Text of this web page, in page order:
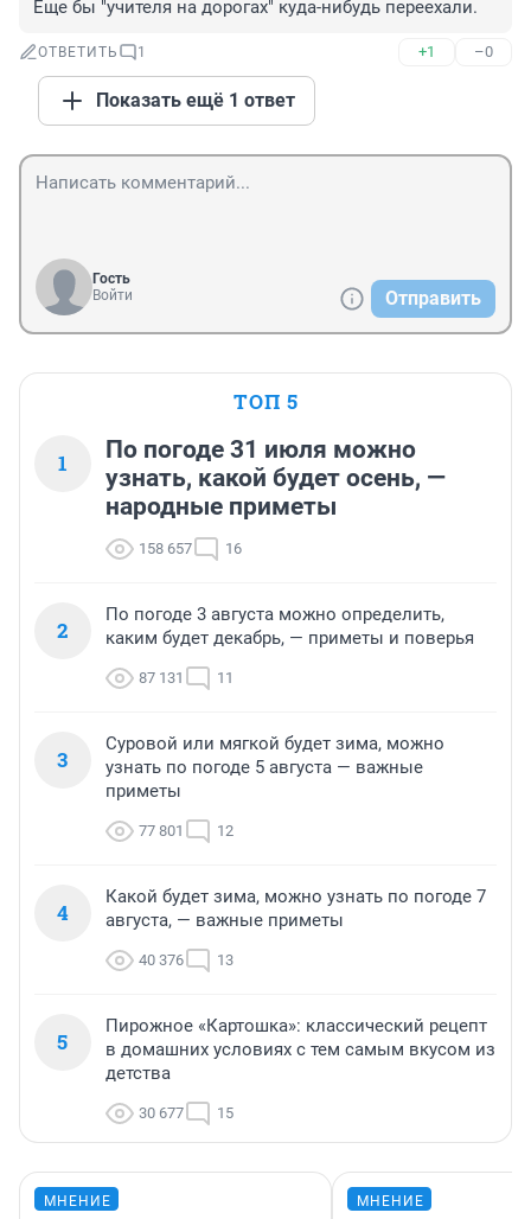
Еще бы "учителя на дорогах" куда-нибудь переехали.
ОТВЕТИТЬ 1 +1 –0
Показать ещё 1 ответ
Гость
Войти
Отправить
ТОП 5
1
По погоде 31 июля можно
узнать, какой будет осень, —
народные приметы
158 657 16
2
По погоде 3 августа можно определить,
каким будет декабрь, — приметы и поверья
87 131 11
3
Суровой или мягкой будет зима, можно
узнать по погоде 5 августа — важные
приметы
77 801 12
4
Какой будет зима, можно узнать по погоде 7
августа, — важные приметы
40 376 13
5
Пирожное «Картошка»: классический рецепт
в домашних условиях с тем самым вкусом из
детства
30 677 15
МНЕНИЕ МНЕНИЕ